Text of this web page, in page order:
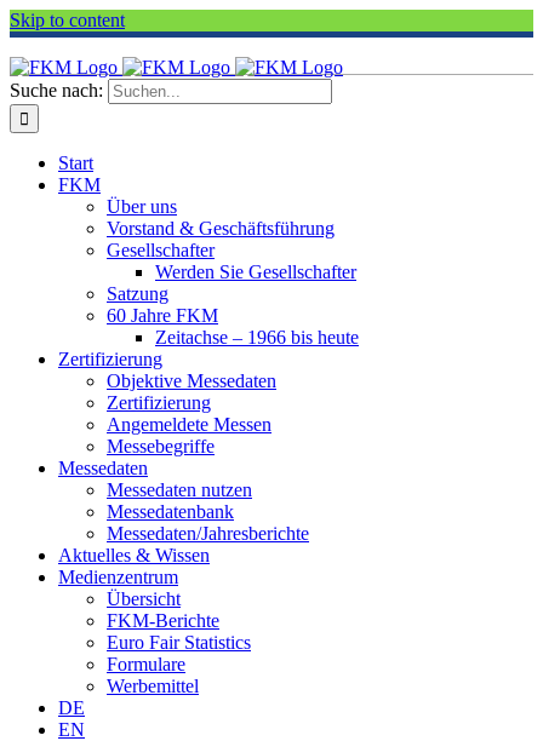
Skip to content
Suche nach:
Start
FKM
Über uns
Vorstand & Geschäftsführung
Gesellschafter
Werden Sie Gesellschafter
Satzung
60 Jahre FKM
Zeitachse – 1966 bis heute
Zertifizierung
Objektive Messedaten
Zertifizierung
Angemeldete Messen
Messebegriffe
Messedaten
Messedaten nutzen
Messedatenbank
Messedaten/Jahresberichte
Aktuelles & Wissen
Medienzentrum
Übersicht
FKM-Berichte
Euro Fair Statistics
Formulare
Werbemittel
DE
EN